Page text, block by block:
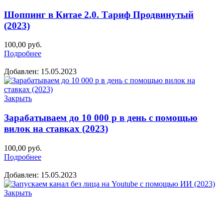
Шоппинг в Китае 2.0. Тариф Продвинутый
(2023)
100,00 руб.
Подробнее
Добавлен: 15.05.2023
Закрыть
Зарабатываем до 10 000 р в день с помощью
вилок на ставках (2023)
100,00 руб.
Подробнее
Добавлен: 15.05.2023
Закрыть